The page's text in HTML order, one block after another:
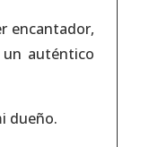
encantador,
auténtico
dueño.